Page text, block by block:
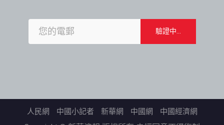
人民網 中國小記者 新華網 中國網 中國經濟網